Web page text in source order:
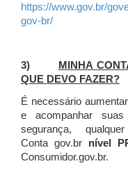
https://www.gov.br/
gov-br/
3)
MINHA
QUE DEVO FAZER?
É necessário
e acompanhar
segurança,
Conta gov.br nível
Consumidor.gov.br.